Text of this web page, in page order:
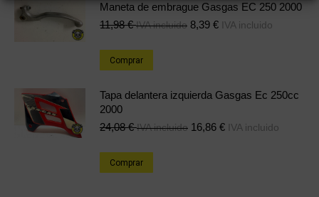
Maneta de embrague Gasgas EC 250 2000
11,98€ IVA incluido 8,39 € IVA incluido
Comprar
Tapa delantera izquierda Gasgas Ec 250cc
2000
24,08€ IVA incluido 16,86 € IVA incluido
Comprar